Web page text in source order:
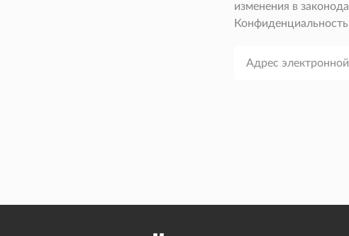
изменения в